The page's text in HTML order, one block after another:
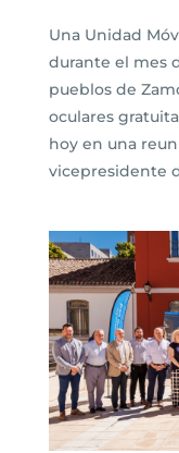
Una Unidad
durante el mes
pueblos de
oculares
hoy en una
vicepresidente